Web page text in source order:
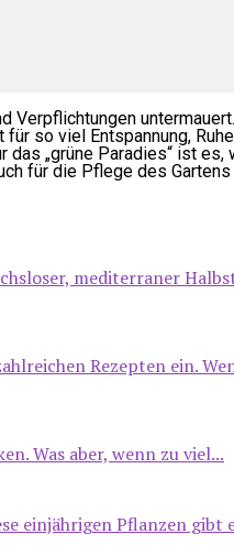
Verpflichtungen
so viel Entspannung,
„grüne Paradies“ ist
für die Pflege des
mediterraner
Rezepten ein.
Was aber, wenn zu viel...
einjährigen Pflanzen gibt